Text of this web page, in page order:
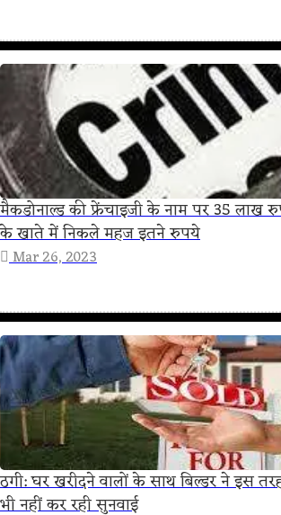
मैकडोनाल्ड की फ्रेंचाइजी के नाम पर 35 लाख
के खाते में निकले महज इतने रुपये
Mar 26, 2023
ठगी: घर खरीदने वालों के साथ बिल्डर ने इस
भी नहीं कर रही सुनवाई